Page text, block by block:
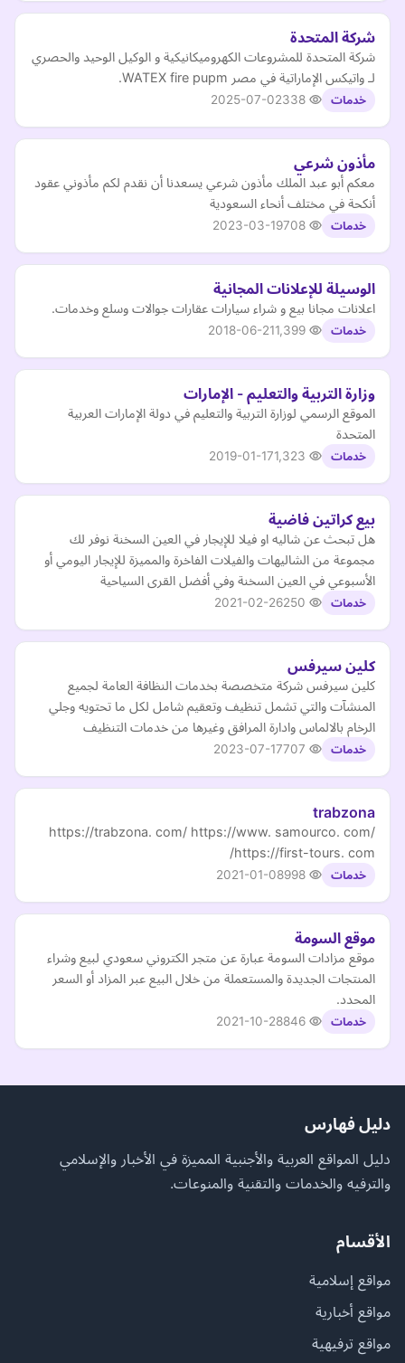
شركة المتحدة
شركة المتحدة للمشروعات الكهروميكانيكية و الوكيل الوحيد والحصري
لـ واتيكس الإماراتية في مصر WATEX fire pupm.
خدمات 2025-07-02
مأذون شرعي
معكم أبو عبد الملك مأذون شرعي يسعدنا أن نقدم لكم مأذوني عقود
أنكحة في مختلف أنحاء السعودية
خدمات 2023-03-19
الوسيلة للإعلانات المجانية
اعلانات مجانا بيع و شراء سيارات عقارات جوالات وسلع وخدمات.
خدمات 2018-06-21
وزارة التربية والتعليم - الإمارات
الموقع الرسمي لوزارة التربية والتعليم في دولة الإمارات العربية
المتحدة
خدمات 2019-01-17
بيع كراتين فاضية
هل تبحث عن شاليه او فيلا للإيجار في العين السخنة نوفر لك
مجموعة من الشاليهات والفيلات الفاخرة والمميزة للإيجار اليومي أو
الأسبوعي في العين السخنة وفي أفضل القرى السياحية
خدمات 2021-02-26
كلين سيرفس
كلين سيرفس شركة متخصصة بخدمات النظافة العامة لجميع
المنشآت والتي تشمل تنظيف وتعقيم شامل لكل ما تحتويه وجلي
الرخام بالالماس وادارة المرافق وغيرها من خدمات التنظيف
خدمات 2023-07-17
trabzona
https://trabzona. com/ https://www. samourco. com/
https://first-tours. com/
خدمات 2021-01-08
موقع السومة
موقع مزادات السومة عبارة عن متجر الكتروني سعودي لبيع وشراء
المنتجات الجديدة والمستعملة من خلال البيع عبر المزاد أو السعر
المحدد.
خدمات 2021-10-28
دليل فهارس
دليل المواقع العربية والأجنبية المميزة في الأخبار والإسلامي
والترفيه والخدمات والتقنية والمنوعات.
الأقسام
مواقع إسلامية
مواقع أخبارية
مواقع ترفيهية